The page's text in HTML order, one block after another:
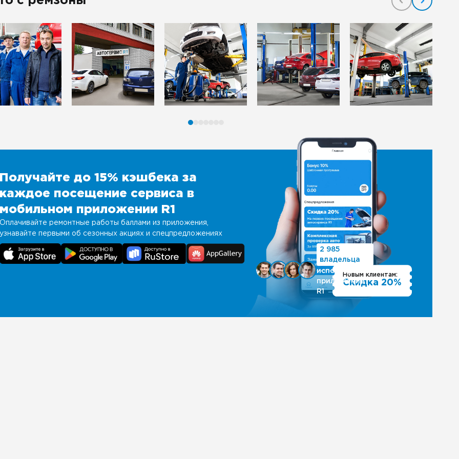
Получайте до 15% кэшбека за
каждое посещение сервиса в
мобильном приложении R1
Оплачивайте ремонтные работы баллами из приложения,
узнавайте первыми об сезонных акциях и спецпредложениях
Новым клиентам:
Скидка 20%
2 985
владельца
используют
приложение
R1